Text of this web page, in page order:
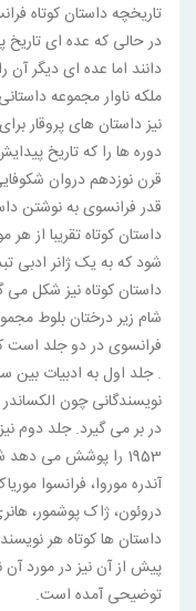
تاریخچه داستان کوتاه
در حالی که عده ای
دانند اما عده ای دیگر
ملکه ناوار مجموعه
نیز داستان های پروقار
دوره ها را که تاریخ
قرن نوزدهم دروان
قدر فرانسوی به نوشتن
داستان کوتاه تقریبا از
شود که به یک ژانر ادبی
داستان کوتاه نیز شکل می
شام زیر درختان بلوط
نویسندگانی چون الکساندر
1953 را پوشش می
آندره موروا، فرانسوا
دروئون، ژاک پوشمور،
داستان ها کوتاه هر
پیش از آن نیز در مورد
توضیحی آمده است.